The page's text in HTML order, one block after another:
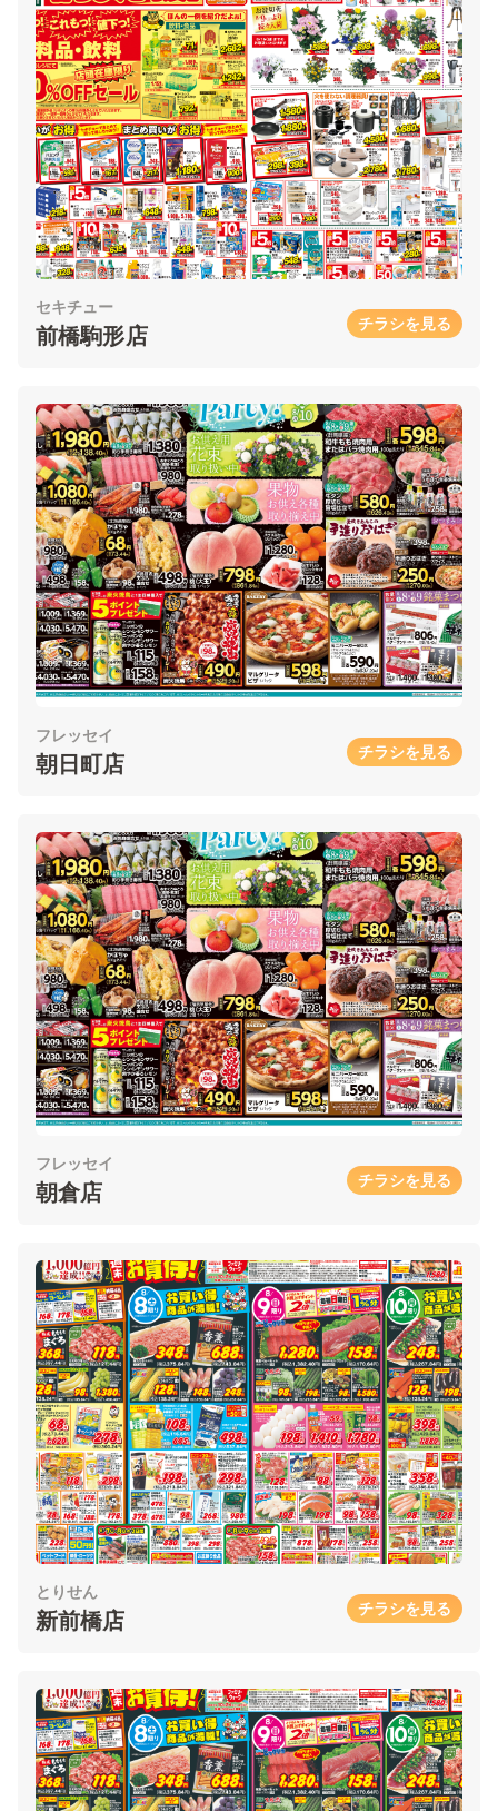
セキチュー
前橋駒形店 チラシを見る
フレッセイ
朝日町店 チラシを見る
フレッセイ
朝倉店 チラシを見る
とりせん
新前橋店 チラシを見る